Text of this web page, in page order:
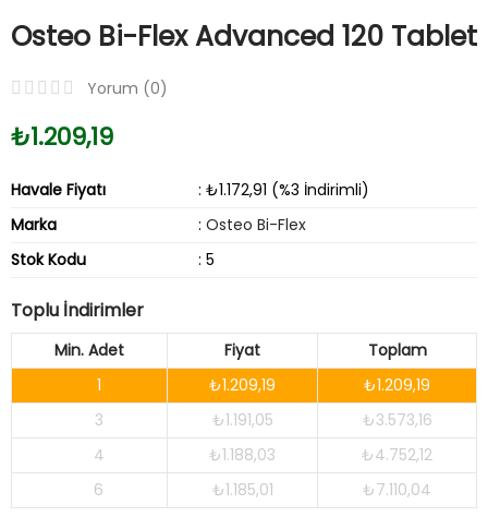
Osteo Bi-Flex Advanced 120 Tablet
Yorum (0)
₺1.209,19
Havale Fiyatı
: ₺1.172,91 (%3 İndirimli)
Marka
: Osteo Bi-Flex
Stok Kodu
: 5
Toplu İndirimler
Min. Adet Fiyat
Toplam
1
₺1.209,19
₺1.209,19
3
₺1.191,05
₺3.573,16
4
₺1.188,03
₺4.752,12
6
₺1.185,01 ₺7.110,04